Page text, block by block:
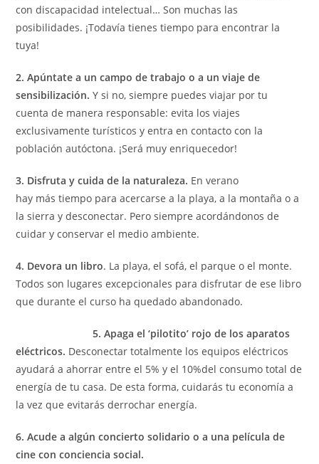
con discapacidad intelectual… Son muchas las
posibilidades. ¡Todavía tienes tiempo para encontrar la
tuya!
2. Apúntate a un campo de trabajo o a un viaje de
sensibilización. Y si no, siempre puedes viajar por tu
cuenta de manera responsable: evita los viajes
exclusivamente turísticos y entra en contacto con la
población autóctona. ¡Será muy enriquecedor!
3. Disfruta y cuida de la naturaleza. En verano
hay más tiempo para acercarse a la playa, a la montaña o a
la sierra y desconectar. Pero siempre acordándonos de
cuidar y conservar el medio ambiente.
4. Devora un libro. La playa, el sofá, el parque o el monte.
Todos son lugares excepcionales para disfrutar de ese libro
que durante el curso ha quedado abandonado.
5. Apaga el ‘pilotito’ rojo de los aparatos
eléctricos. Desconectar totalmente los equipos eléctricos
ayudará a ahorrar entre el 5% y el 10%del consumo total de
energía de tu casa. De esta forma, cuidarás tu economía a
la vez que evitarás derrochar energía.
6. Acude a algún concierto solidario o a una película de
cine con conciencia social.